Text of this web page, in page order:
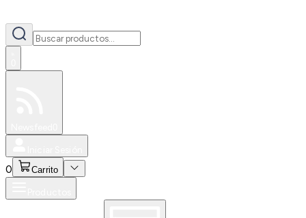
0 Carrito